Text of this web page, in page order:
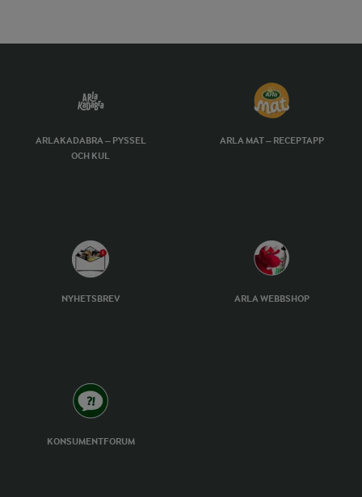
ARLAKADABRA – PYSSEL
OCH KUL
ARLA MAT – RECEPTAPP
NYHETSBREV ARLA WEBBSHOP
KONSUMENTFORUM